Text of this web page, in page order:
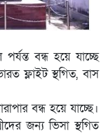
বন্ধ হয়ে যাচ্ছে
ফ্লাইট স্থগিত, বাস
বন্ধ হয়ে যাচ্ছে।
জন্য ভিসা স্থগিত